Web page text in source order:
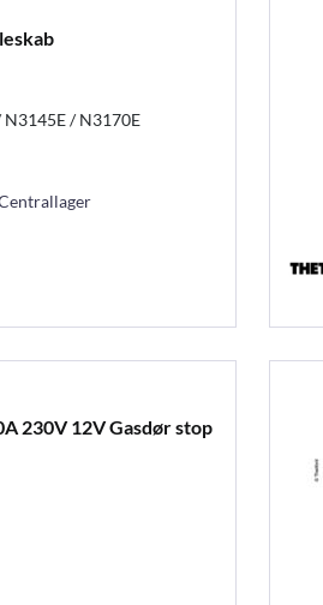
/ N3170E
230V 12V Gasdør stop